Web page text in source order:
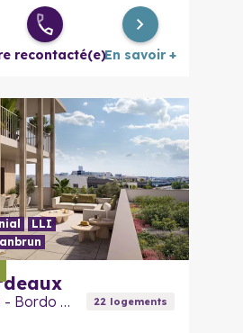
recontacté(e)En savoir +
LLI
Le Belvédère - Bordo Tempo 22logements